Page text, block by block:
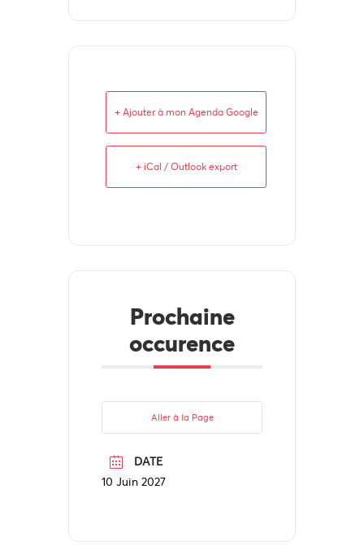
+ Ajouter à mon Agenda Google
+ iCal / Outlook export
Prochaine
occurence
Aller à la Page
DATE
10 Juin 2027